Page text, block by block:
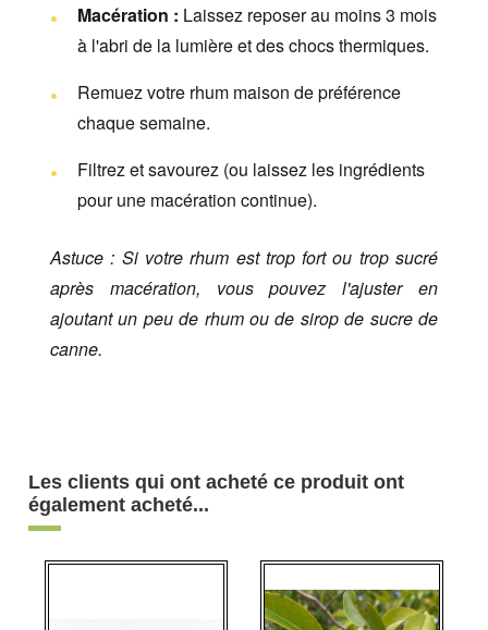
Macération : Laissez reposer au moins 3 mois
à l'abri de la lumière et des chocs thermiques.
Remuez votre rhum maison de préférence
chaque semaine.
Filtrez et savourez (ou laissez les ingrédients
pour une macération continue).
Astuce : Si votre rhum est trop fort ou trop sucré
après macération, vous pouvez l'ajuster en
ajoutant un peu de rhum ou de sirop de sucre de
canne.
Les clients qui ont acheté ce produit ont
également acheté...